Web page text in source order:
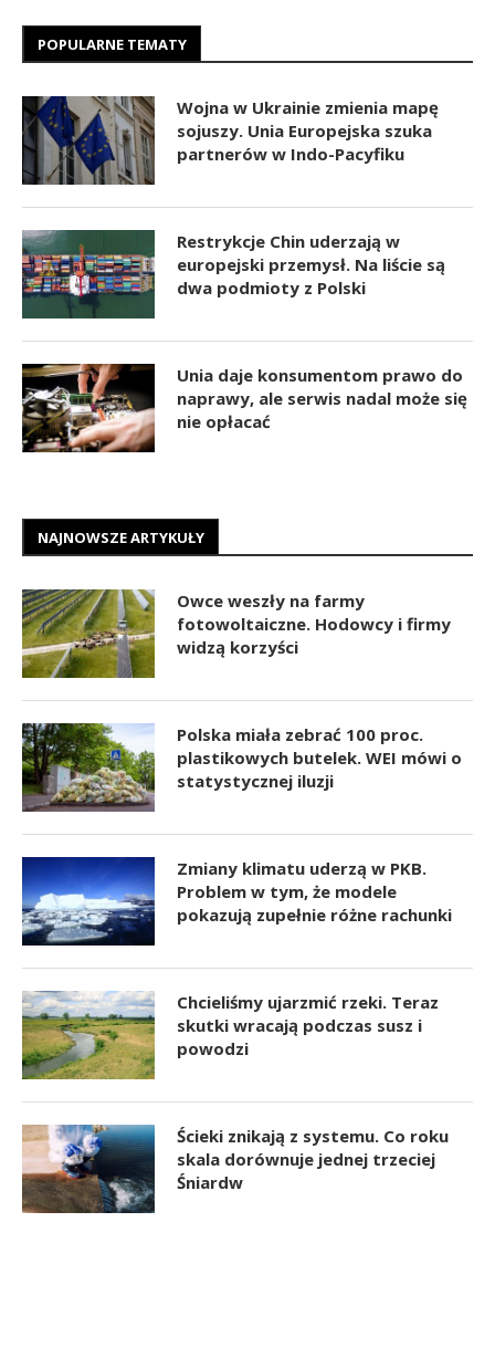
POPULARNE TEMATY
Wojna w Ukrainie zmienia mapę
sojuszy. Unia Europejska szuka
partnerów w Indo-Pacyfiku
Restrykcje Chin uderzają w
europejski przemysł. Na liście są
dwa podmioty z Polski
Unia daje konsumentom prawo do
naprawy, ale serwis nadal może się
nie opłacać
NAJNOWSZE ARTYKUŁY
Owce weszły na farmy
fotowoltaiczne. Hodowcy i firmy
widzą korzyści
Polska miała zebrać 100 proc.
plastikowych butelek. WEI mówi o
statystycznej iluzji
Zmiany klimatu uderzą w PKB.
Problem w tym, że modele
pokazują zupełnie różne rachunki
Chcieliśmy ujarzmić rzeki. Teraz
skutki wracają podczas susz i
powodzi
Ścieki znikają z systemu. Co roku
skala dorównuje jednej trzeciej
Śniardw